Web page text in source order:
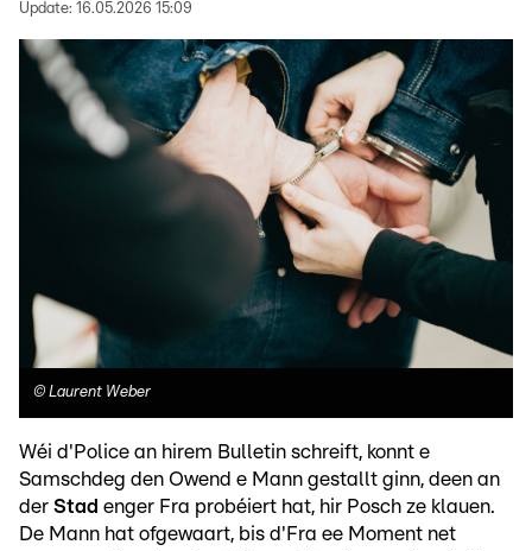
Update: 16.05.2026 15:09
© Laurent Weber
Wéi d'Police an hirem Bulletin schreift, konnt e
Samschdeg den Owend e Mann gestallt ginn, deen an
der Stad enger Fra probéiert hat, hir Posch ze klauen.
De Mann hat ofgewaart, bis d'Fra ee Moment net